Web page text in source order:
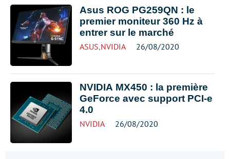
Asus ROG PG259QN : le
premier moniteur 360 Hz à
entrer sur le marché
ASUS,NVIDIA 26/08/2020
NVIDIA MX450 : la première
GeForce avec support PCI-e
4.0
NVIDIA 26/08/2020